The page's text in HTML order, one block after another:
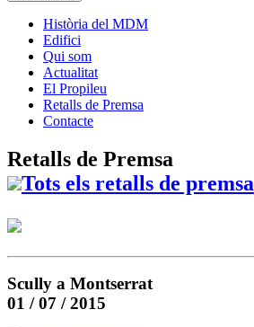
Història del MDM
Edifici
Qui som
Actualitat
El Propileu
Retalls de Premsa
Contacte
Retalls de Premsa
Tots els retalls de premsa
Scully a Montserrat
01 / 07 / 2015